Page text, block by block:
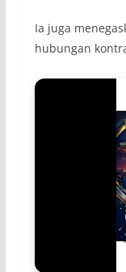
Ia juga
hubungan